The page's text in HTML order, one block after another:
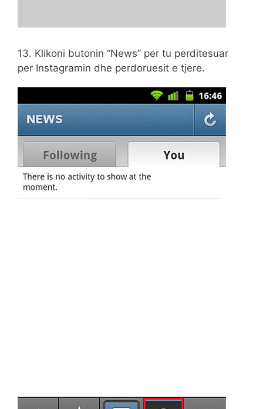
13. Klikoni butonin “News” per tu perditesuar
per Instagramin dhe perdoruesit e tjere.